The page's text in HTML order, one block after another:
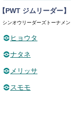
PWT ジムリーダー】
シンオウリーダーズトーナメン
ヒョウタ
ナタネ
メリッサ
スモモ